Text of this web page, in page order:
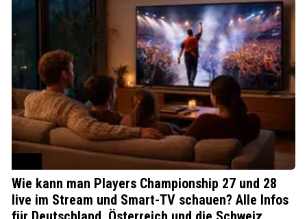
Wie kann man Players Championship 27 und 28
live im Stream und Smart-TV schauen? Alle Infos